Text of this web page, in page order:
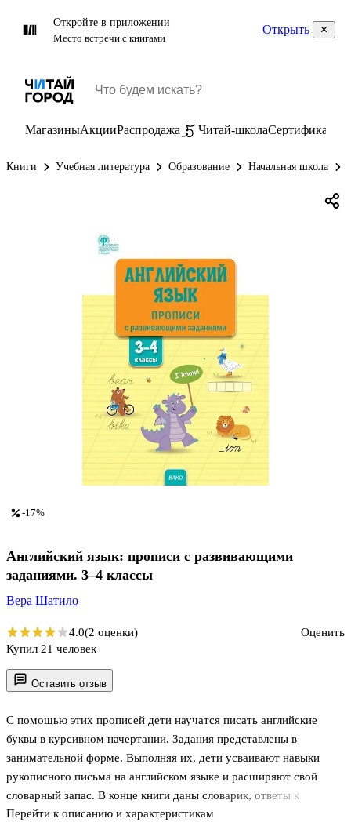
Откройте в приложении
Место встречи с книгами
Открыть
МагазиныАкцииРаспродажа Читай-школаСертификаты
Книги Учебная литература Образование Начальная школа
Оставить отзыв
С помощью этих прописей дети научатся писать английские
буквы в курсивном начертании. Задания представлены в
занимательной форме. Выполняя их, дети усваивают навыки
рукописного письма на английском языке и расширяют свой
словарный запас. В конце книги даны словарик, ответы к
заданиям и формулировки заданий с переводом на русский язык.
Перейти к описанию и характеристикам
-17%
Английский язык: прописи с развивающими
заданиями. 3–4 классы
Вера Шатило
4.0(2 оценки)
Оценить
Купил 21 человек